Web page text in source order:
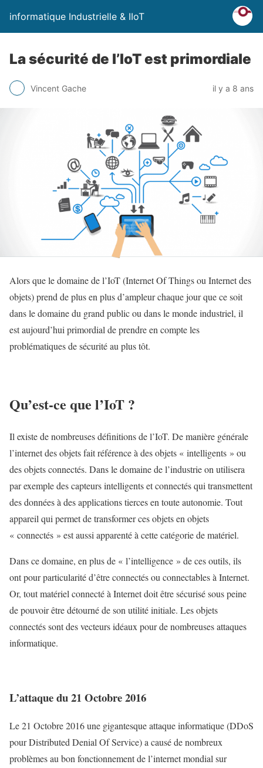
informatique Industrielle & IIoT
La sécurité de l’IoT est primordiale
Vincent Gache il y a 8 ans
Alors que le domaine de l’IoT (Internet Of Things ou Internet des
objets) prend de plus en plus d’ampleur chaque jour que ce soit
dans le domaine du grand public ou dans le monde industriel, il
est aujourd’hui primordial de prendre en compte les
problématiques de sécurité au plus tôt.
Qu’est-ce que l’IoT ?
Il existe de nombreuses définitions de l’IoT. De manière générale
l’internet des objets fait référence à des objets « intelligents » ou
des objets connectés. Dans le domaine de l’industrie on utilisera
par exemple des capteurs intelligents et connectés qui transmettent
des données à des applications tierces en toute autonomie. Tout
appareil qui permet de transformer ces objets en objets
« connectés » est aussi apparenté à cette catégorie de matériel.
Dans ce domaine, en plus de « l’intelligence » de ces outils, ils
ont pour particularité d’être connectés ou connectables à Internet.
Or, tout matériel connecté à Internet doit être sécurisé sous peine
de pouvoir être détourné de son utilité initiale. Les objets
connectés sont des vecteurs idéaux pour de nombreuses attaques
informatique.
L’attaque du 21 Octobre 2016
Le 21 Octobre 2016 une gigantesque attaque informatique (DDoS
pour Distributed Denial Of Service) a causé de nombreux
problèmes au bon fonctionnement de l’internet mondial sur